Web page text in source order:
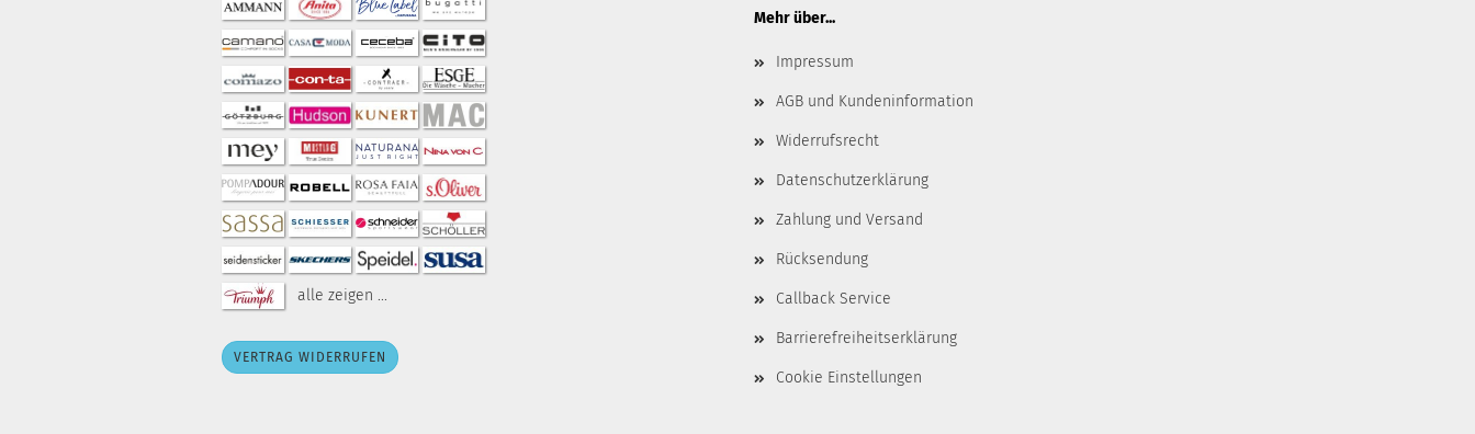
alle zeigen ...
VERTRAG WIDERRUFEN
Mehr über...
Impressum
AGB und Kundeninformation
Widerrufsrecht
Datenschutzerklärung
Zahlung und Versand
Rücksendung
Callback Service
Barrierefreiheitserklärung
Cookie Einstellungen